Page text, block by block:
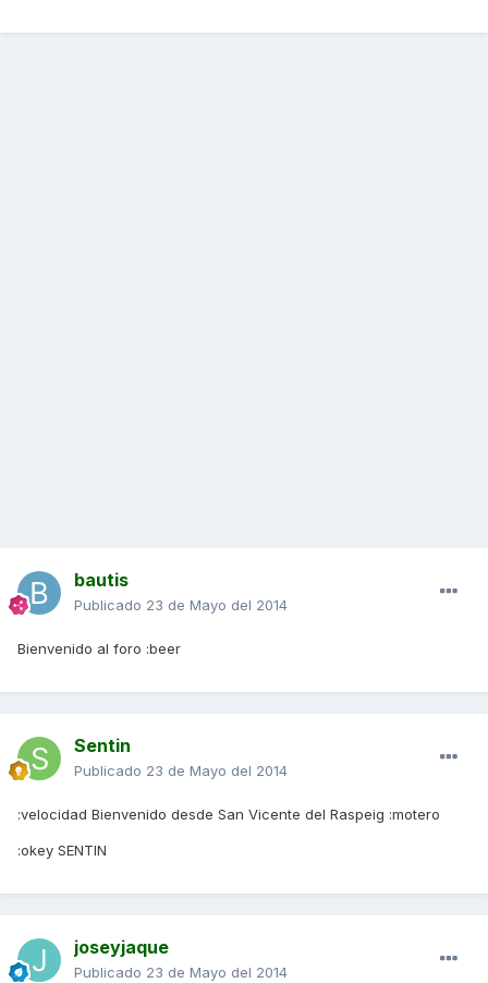
bautis
Publicado 23 de Mayo del 2014
Bienvenido al foro :beer
Sentin
Publicado 23 de Mayo del 2014
:velocidad Bienvenido desde San Vicente del Raspeig :motero
:okey SENTIN
joseyjaque
Publicado 23 de Mayo del 2014